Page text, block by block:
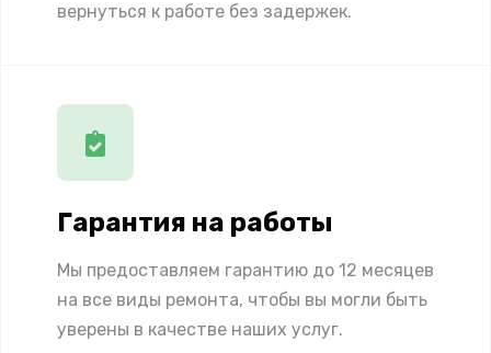
вернуться к работе без задержек.
Гарантия на работы
Мы предоставляем гарантию до 12 месяцев
на все виды ремонта, чтобы вы могли быть
уверены в качестве наших услуг.